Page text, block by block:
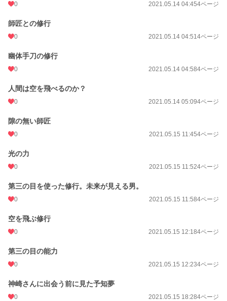
0 2021.05.14 04:454ページ
師匠との修行
0 2021.05.14 04:514ページ
幽体手刀の修行
0 2021.05.14 04:584ページ
人間は空を飛べるのか？
0 2021.05.14 05:094ページ
隙の無い師匠
0 2021.05.15 11:454ページ
光の力
0 2021.05.15 11:524ページ
第三の目を使った修行。未来が見える男。
0 2021.05.15 11:584ページ
空を飛ぶ修行
0 2021.05.15 12:184ページ
第三の目の能力
0 2021.05.15 12:234ページ
神崎さんに出会う前に見た予知夢
0 2021.05.15 18:284ページ